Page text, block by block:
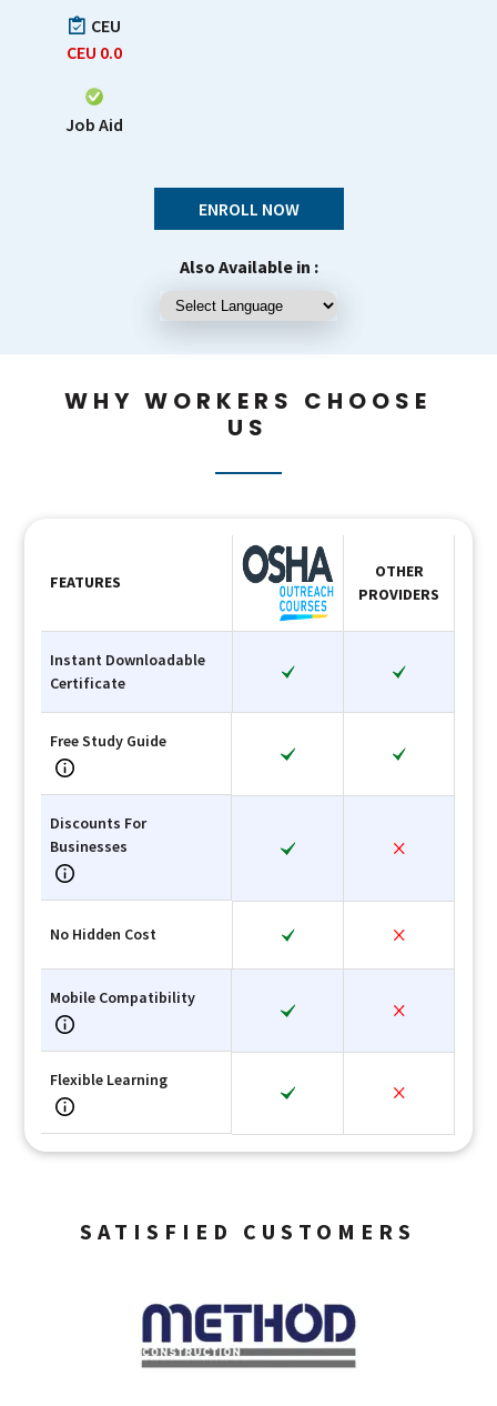
CEU
CEU 0.0
Job Aid
ENROLL NOW
Also Available in :
WHY WORKERS CHOOSE
US
FEATURES
OTHER
PROVIDERS
Instant Downloadable
Certificate
Free Study Guide
Discounts For
Businesses
No Hidden Cost
Mobile Compatibility
Flexible Learning
SATISFIED CUSTOMERS